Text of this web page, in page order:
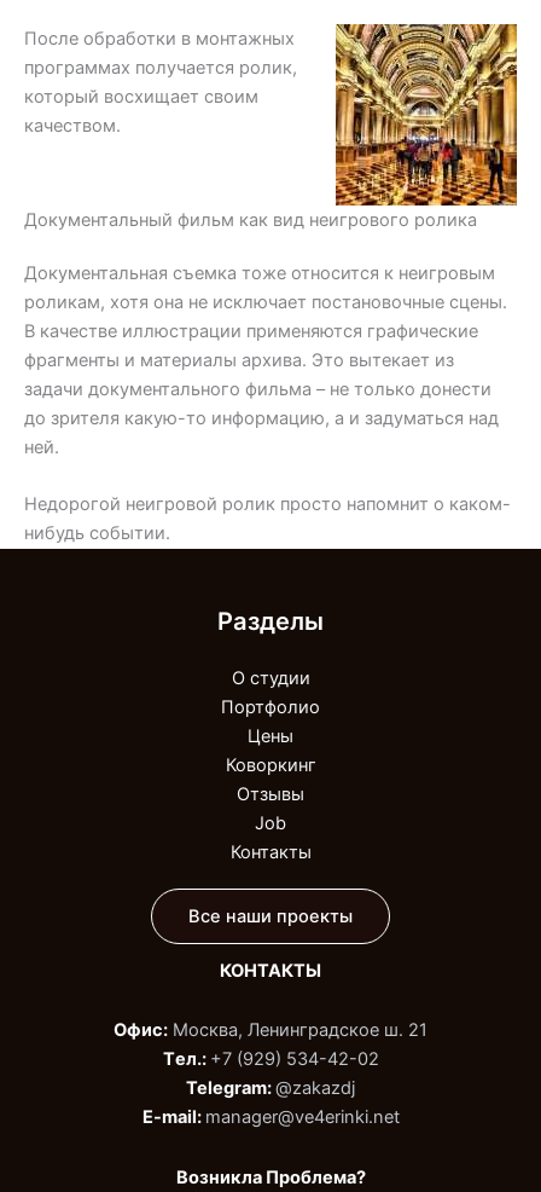
После обработки в монтажных
программах получается ролик,
который восхищает своим
качеством.
Документальный фильм как вид неигрового ролика
Документальная съемка тоже относится к неигровым
роликам, хотя она не исключает постановочные сцены.
В качестве иллюстрации применяются графические
фрагменты и материалы архива. Это вытекает из
задачи документального фильма – не только донести
до зрителя какую-то информацию, а и задуматься над
ней.
Недорогой неигровой ролик просто напомнит о каком-
нибудь событии.
Разделы
О студии
Портфолио
Цены
Коворкинг
Отзывы
Job
Контакты
Все наши проекты
КОНТАКТЫ
Офис: Москва, Ленинградское ш. 21
Tел.: +7 (929) 534-42-02‬
Telegram:@zakazdj‬
E-mail: manager@ve4erinki.net
Возникла Проблема?